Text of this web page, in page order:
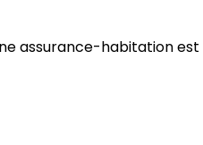
assurance-habitation est